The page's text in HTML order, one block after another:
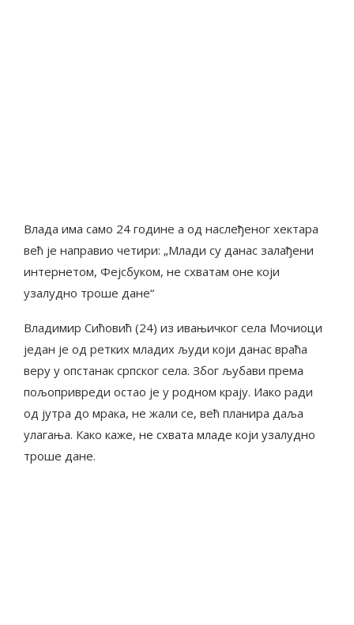
Влада има само 24 године а од наслеђеног хектара
већ је направио четири: „Млади су данас залађени
интернетом, Фејсбуком, не схватам оне који
узалудно троше дане“
Владимир Сићовић (24) из ивањичког села Мочиоци
један је од ретких младих људи који данас враћа
веру у опстанак српског села. Због љубави према
пољопривреди остао је у родном крају. Иако ради
од јутра до мрака, не жали се, већ планира даља
улагања. Како каже, не схвата младе који узалудно
троше дане.